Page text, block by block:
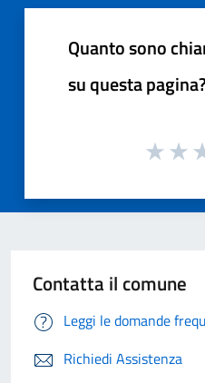
Quanto sono
su questa
Contatta il comune
Leggi le domande
Richiedi Assistenza